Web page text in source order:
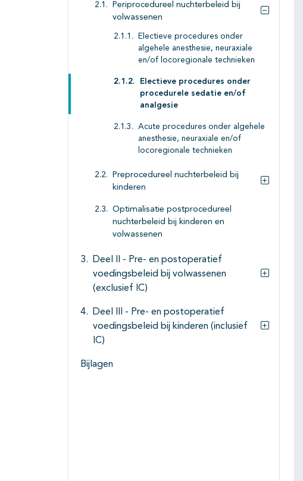
Periprocedureel nuchterbeleid bij
volwassenen
Electieve procedures onder
algehele anesthesie, neuraxiale
en/of locoregionale technieken
Electieve procedures onder
procedurele sedatie en/of
analgesie
Acute procedures onder algehele
anesthesie, neuraxiale en/of
locoregionale technieken
Preprocedureel nuchterbeleid bij
kinderen
Optimalisatie postprocedureel
nuchterbeleid bij kinderen en
volwassenen
Deel II - Pre- en postoperatief
voedingsbeleid bij volwassenen
(exclusief IC)
Deel III - Pre- en postoperatief
voedingsbeleid bij kinderen (inclusief
IC)
Bijlagen